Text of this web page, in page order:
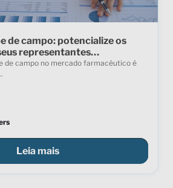
de campo: potencialize os
representantes
o início
de campo no mercado farmacêutico é
Leia mais